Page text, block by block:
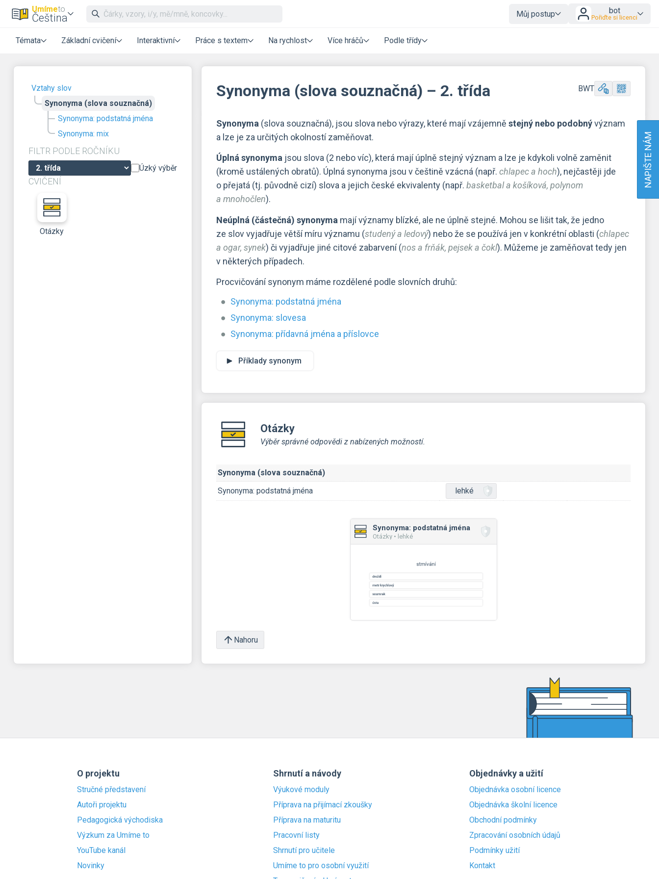
Umímeto
Čeština Můj postup bot
Pořiďte si licenci
Témata Základní cvičení Interaktivní Práce s textem Na rychlost Více hráčů Podle třídy
Vztahy slov
Synonyma (slova souznačná)
Synonyma: podstatná jména
Synonyma: mix
FILTR PODLE ROČNÍKU
Úzký výběr
CVIČENÍ
Otázky
Synonyma (slova souznačná) – 2. třída BWT
Synonyma (slova souznačná), jsou slova nebo výrazy, které mají vzájemně stejný nebo podobnývýznam
a lze je za určitých okolností zaměňovat.
Úplná synonyma jsou slova (2 nebo víc), která mají úplně stejný význam a lze je kdykoli volně zaměnit
(kromě ustálených obratů). Úplná synonyma jsou v češtině vzácná (např. chlapec a hoch), nejčastěji jde
o přejatá (tj. původně cizí) slova a jejich české ekvivalenty (např. basketbal a košíková, polynom
a mnohočlen).
Neúplná (částečná) synonyma mají významy blízké, ale ne úplně stejné. Mohou se lišit tak, že jedno
ze slov vyjadřuje větší míru významu (studený a ledový) nebo že se používá jen v konkrétní oblasti (chlapec
a ogar, synek) či vyjadřuje jiné citové zabarvení (nos a frňák, pejsek a čokl). Můžeme je zaměňovat tedy jen
v některých případech.
Procvičování synonym máme rozdělené podle slovních druhů:
Synonyma: podstatná jména
Synonyma: slovesa
Synonyma: přídavná jména a příslovce
Příklady synonym
Otázky
Výběr správné odpovědi z nabízených možností.
Synonyma (slova souznačná)
Synonyma: podstatná jména
lehké
Synonyma: podstatná jména
Otázky • lehké
Nahoru
O projektu
Stručné představení
Autoři projektu
Pedagogická východiska
Výzkum za Umíme to
YouTube kanál
Novinky
Shrnutí a návody
Výukové moduly
Příprava na přijímací zkoušky
Příprava na maturitu
Pracovní listy
Shrnutí pro učitele
Umíme to pro osobní využití
Objednávky a užití
Objednávka osobní licence
Objednávka školní licence
Obchodní podmínky
Zpracování osobních údajů
Podmínky užití
Kontakt
NAPIŠTE NÁM